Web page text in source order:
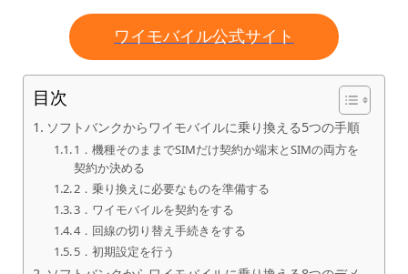
ワイモバイル公式サイト
目次
ソフトバンクからワイモバイルに乗り換える5つの手順
1．機種そのままでSIMだけ契約か端末とSIMの両方を
契約か決める
2．乗り換えに必要なものを準備する
3．ワイモバイルを契約をする
4．回線の切り替え手続きをする
5．初期設定を行う